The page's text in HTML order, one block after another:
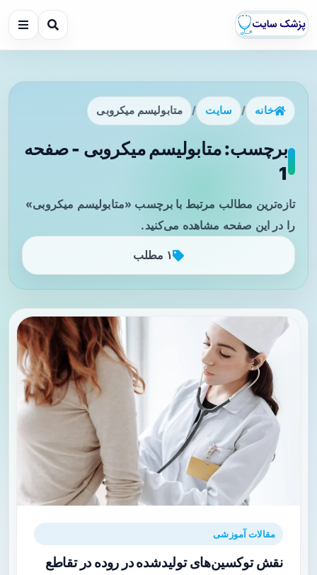
خانه / سایت / متابولیسم میکروبی
برچسب: متابولیسم میکروبی - صفحه
1
تازه‌ترین مطالب مرتبط با برچسب «متابولیسم میکروبی»
را در این صفحه مشاهده می‌کنید.
۱ مطلب
مقالات آموزشی
نقش توکسین‌های تولیدشده در روده در تقاطع